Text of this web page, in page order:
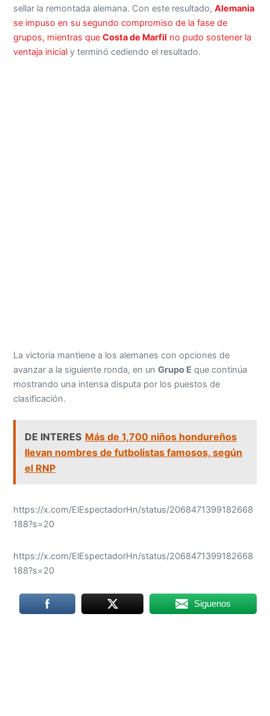
sellar la remontada alemana. Con este resultado,Alemania
se impuso en su segundo compromiso de la fase de
grupos, mientras queCosta de Marfil no pudo sostener la
ventaja inicial y terminó cediendo el resultado.
La victoria mantiene a los alemanes con opciones de
avanzar a la siguiente ronda, en unGrupo E que continúa
mostrando una intensa disputa por los puestos de
clasificación.
DE INTERES Más de 1,700 niños hondureños
llevan nombres de futbolistas famosos, según
el RNP
https://x.com/ElEspectadorHn/status/2068471399182668
188?s=20
https://x.com/ElEspectadorHn/status/2068471399182668
188?s=20
Siguenos